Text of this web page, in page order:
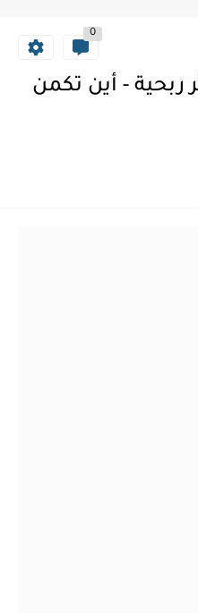
0
ربحية - أين تكمن